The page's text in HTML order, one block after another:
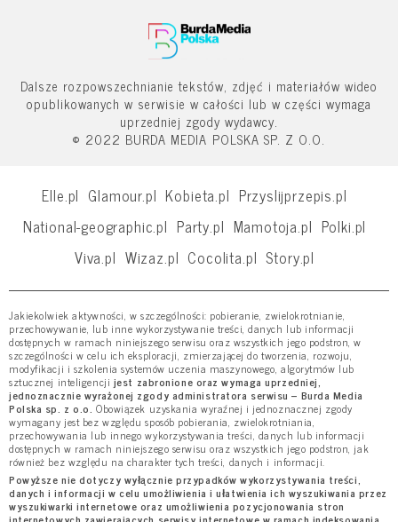
Dalsze rozpowszechnianie tekstów, zdjęć i materiałów wideo
opublikowanych w serwisie w całości lub w części wymaga
uprzedniej zgody wydawcy.
© 2022 BURDA MEDIA POLSKA SP. Z O.O.
Elle.pl Glamour.pl Kobieta.pl Przyslijprzepis.pl
National-geographic.pl Party.pl Mamotoja.pl Polki.pl
Viva.pl Wizaz.pl Cocolita.pl Story.pl
Jakiekolwiek aktywności, w szczególności: pobieranie, zwielokrotnianie,
przechowywanie, lub inne wykorzystywanie treści, danych lub informacji
dostępnych w ramach niniejszego serwisu oraz wszystkich jego podstron, w
szczególności w celu ich eksploracji, zmierzającej do tworzenia, rozwoju,
modyfikacji i szkolenia systemów uczenia maszynowego, algorytmów lub
sztucznej inteligencji jest zabronione oraz wymaga uprzedniej,
jednoznacznie wyrażonej zgody administratora serwisu – Burda Media
Polska sp. z o.o. Obowiązek uzyskania wyraźnej i jednoznacznej zgody
wymagany jest bez względu sposób pobierania, zwielokrotniania,
przechowywania lub innego wykorzystywania treści, danych lub informacji
dostępnych w ramach niniejszego serwisu oraz wszystkich jego podstron, jak
również bez względu na charakter tych treści, danych i informacji.
Powyższe nie dotyczy wyłącznie przypadków wykorzystywania treści,
danych i informacji w celu umożliwienia i ułatwienia ich wyszukiwania przez
wyszukiwarki internetowe oraz umożliwienia pozycjonowania stron